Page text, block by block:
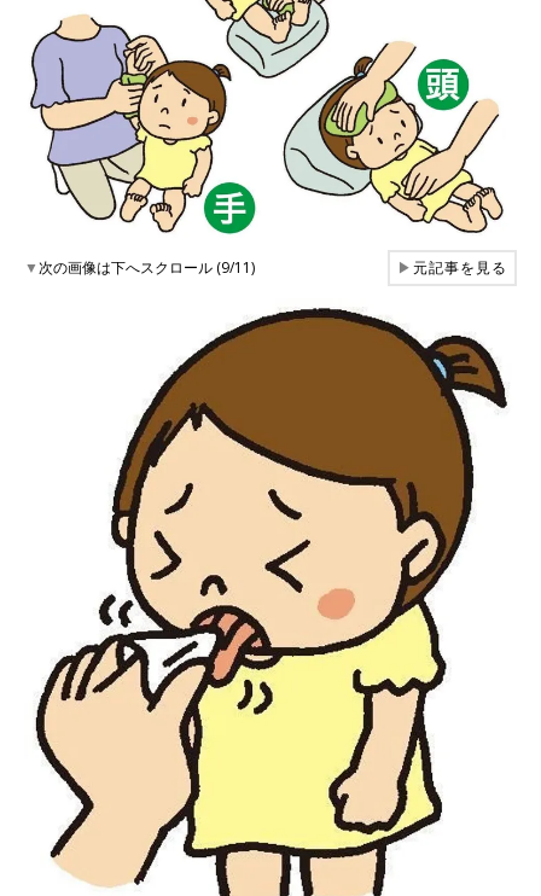
▼次の画像は下へスクロール (9/11) ▶元記事を見る